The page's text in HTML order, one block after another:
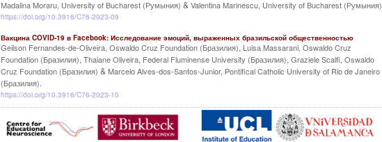
Madalina Moraru, University of Bucharest (Румыния) & Valentina Marinescu, University of Bucharest (Румыния)
https://doi.org/10.3916/C76-2023-09
Вакцина COVID-19 в Facebook: Исследование эмоций, выраженных бразильской общественностью
Geilson Fernandes-de-Oliveira, Oswaldo Cruz Foundation (Бразилия), Luisa Massarani, Oswaldo Cruz
Foundation (Бразилия), Thaiane Oliveira, Federal Fluminense University (Бразилия), Graziele Scalfi, Oswaldo
Cruz Foundation (Бразилия) & Marcelo Alves-dos-Santos-Junior, Pontifical Catholic University of Rio de Janeiro
(Бразилия).
https://doi.org/10.3916/C76-2023-10